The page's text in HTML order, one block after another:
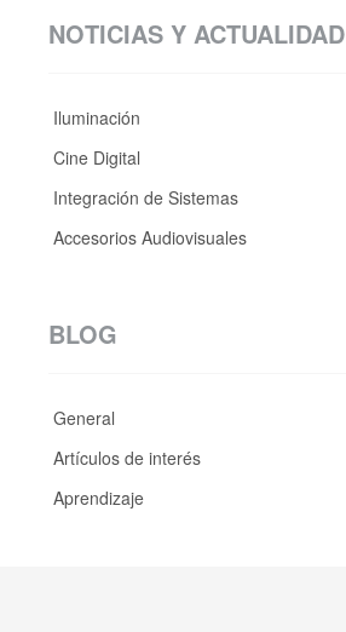
NOTICIAS Y ACTUALIDAD
Iluminación
Cine Digital
Integración de Sistemas
Accesorios Audiovisuales
BLOG
General
Artículos de interés
Aprendizaje